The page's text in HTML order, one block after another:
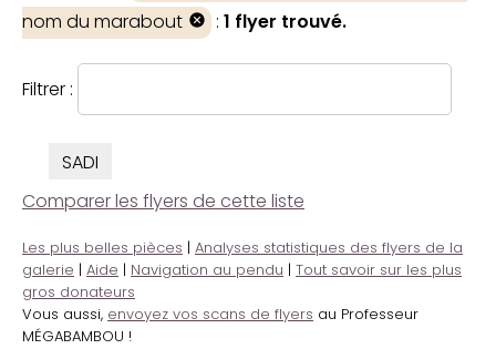
nom du marabout
: 1 flyer trouvé.
Filtrer :
SADI
Comparer les flyers de cette liste
Les plus belles pièces | Analyses statistiques des flyers de la
galerie | Aide | Navigation au pendu | Tout savoir sur les plus
gros donateurs
Vous aussi, envoyez vos scans de flyers au Professeur
MÉGABAMBOU !